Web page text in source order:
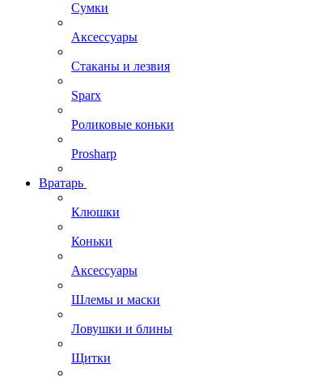
Сумки
Аксессуары
Стаканы и лезвия
Sparx
Роликовые коньки
Prosharp
Вратарь
Клюшки
Коньки
Аксессуары
Шлемы и маски
Ловушки и блины
Щитки